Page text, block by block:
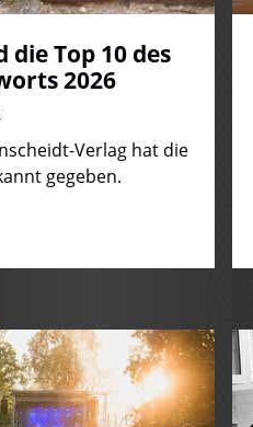
die Top 10 des
2026
Verlag hat die
gegeben.